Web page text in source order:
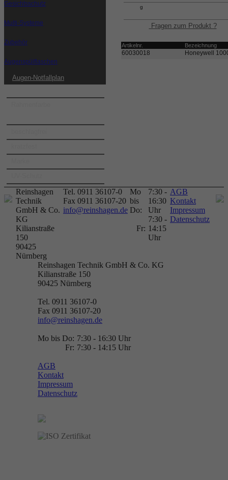
Gesichtsschutz
Multi-Systeme
Zubehör
Augenspülflaschen
Augen-Notfallplan
EN166 32
g
Fragen zum Produkt ?
Artikelnr. Bezeichnung
60030018 Honeywell
Reinshagen
Technik
GmbH & Co.
KG
Kilianstraße
150
90425
Nürnberg
Tel. 0911 36107-0
Fax 0911 36107-20
info@reinshagen.de
Mo
bis
Do:
7:30 -
16:30
Uhr
Fr:
7:30 -
14:15
Uhr
AGB
Kontakt
Impressum
Datenschutz
Reinshagen Technik GmbH & Co. KG
Kilianstraße 150
90425 Nürnberg
Tel. 0911 36107-0
Fax 0911 36107-20
info@reinshagen.de
Mo bis Do: 7:30 - 16:30 Uhr
Fr: 7:30 - 14:15 Uhr
AGB
Kontakt
Impressum
Datenschutz